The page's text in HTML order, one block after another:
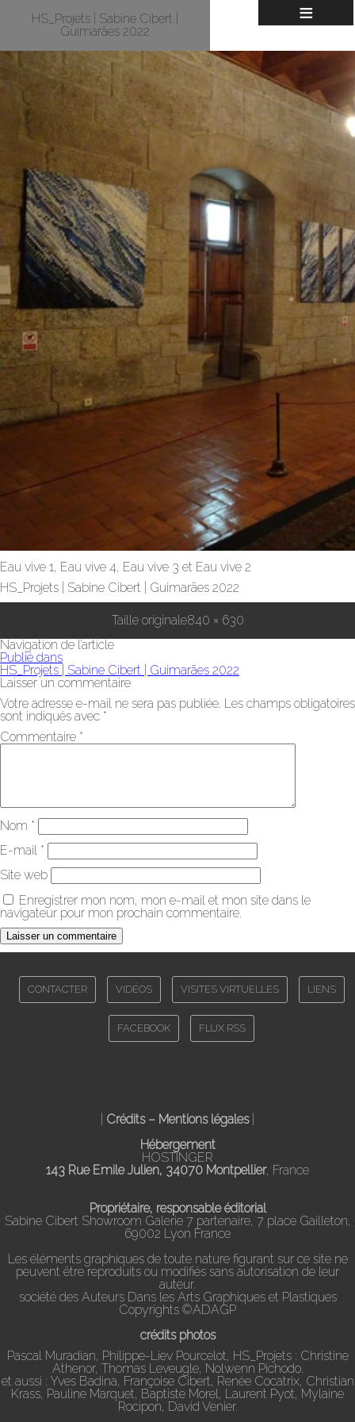
≡
HS_Projets | Sabine Cibert |
Guimarães 2022
Eau vive 1, Eau vive 4, Eau vive 3 et Eau vive 2
HS_Projets | Sabine Cibert | Guimarães 2022
Taille originale840 × 630
Navigation de l’article
Publié dans
HS_Projets | Sabine Cibert | Guimarães 2022
Laisser un commentaire
Votre adresse e-mail ne sera pas publiée. Les champs obligatoires
sont indiqués avec *
Commentaire *
Nom *
E-mail *
Site web
Enregistrer mon nom, mon e-mail et mon site dans le
navigateur pour mon prochain commentaire.
CONTACTER VIDÉOS VISITES VIRTUELLES LIENS
FACEBOOK FLUX RSS
Crédits – Mentions légales|
Hébergement
HOSTINGER
143 Rue Emile Julien, 34070 Montpellier, France
Propriétaire, responsable éditorial
Sabine Cibert Showroom Galerie 7 partenaire, 7 place Gailleton,
69002 Lyon France
Les éléments graphiques de toute nature figurant sur ce site ne
peuvent être reproduits ou modifiés sans autorisation de leur
auteur.
société des Auteurs Dans les Arts Graphiques et Plastiques
Copyrights ©ADAGP
crédits photos
Pascal Muradian, Philippe-Liev Pourcelot, HS_Projets : Christine
Athenor, Thomas Leveugle, Nolwenn Pichodo.
et aussi : Yves Badina, Françoise Cibert, Renée Cocatrix, Christian
Krass, Pauline Marquet, Baptiste Morel, Laurent Pyot, Mylaine
Rocipon, David Venier.